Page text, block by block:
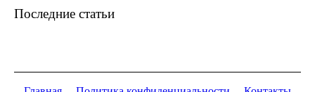
Последние статьи